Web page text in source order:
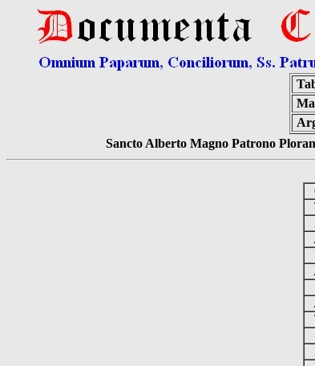
Sancto Alberto Magno Patrono